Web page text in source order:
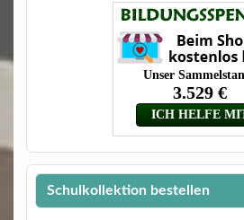
Schulkollektion bestellen